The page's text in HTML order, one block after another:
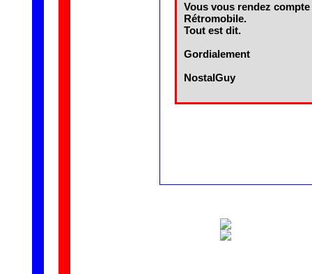
Vous vous rendez compte
Rétromobile.
Tout est dit.
Gordialement
NostalGuy